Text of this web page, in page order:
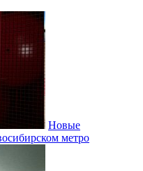
Новые
метро